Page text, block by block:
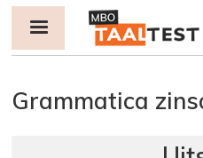
Grammatica